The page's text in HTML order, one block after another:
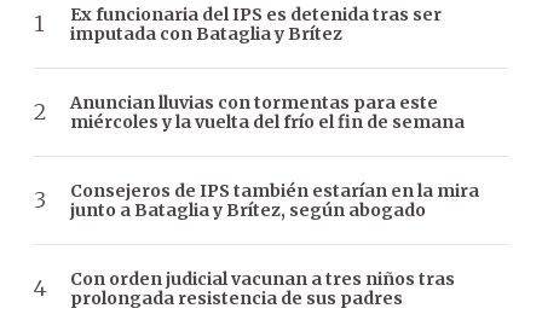
Ex funcionaria del IPS es detenida tras ser
imputada con Bataglia y Brítez
Anuncian lluvias con tormentas para este
miércoles y la vuelta del frío el fin de semana
Consejeros de IPS también estarían en la mira
junto a Bataglia y Brítez, según abogado
Con orden judicial vacunan a tres niños tras
prolongada resistencia de sus padres